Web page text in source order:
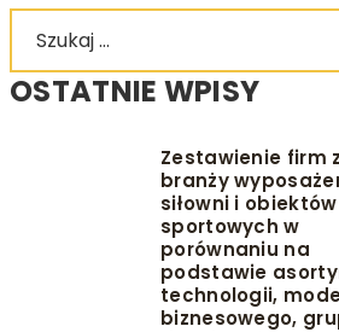
OSTATNIE WPISY
Zestawienie firm z
branży
siłowni i obiektów
sportowych w
porównaniu na
podstawie
technologii,
biznesowego,